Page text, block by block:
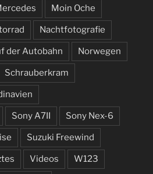
Moin Oche
Nachtfotografie
der Autobahn Norwegen
Schrauberkram
Sony A7II Sony Nex-6
Suzuki Freewind
Videos W123